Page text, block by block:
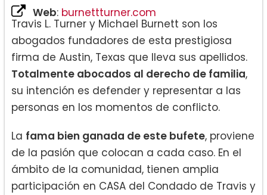
Web: burnettturner.com
Travis L. Turner y Michael Burnett son los
abogados fundadores de esta prestigiosa
firma de Austin, Texas que lleva sus apellidos.
Totalmente abocados al derecho de familia,
su intención es defender y representar a las
personas en los momentos de conflicto.
La fama bien ganada de este bufete, proviene
de la pasión que colocan a cada caso. En el
ámbito de la comunidad, tienen amplia
participación en CASA del Condado de Travis y